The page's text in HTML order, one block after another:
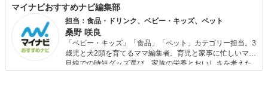
ポートなど幅広く活動。
マイナビおすすめナビ編集部
担当：食品・ドリンク、ベビー・キッズ、ペット
桑野 咲良
「ベビー・キッズ」「食品」「ペット」カテゴリー担当。3
歳児と犬2頭を育てるママ編集者。育児と家事に忙しいママ
目線での時短グッズ選び、家族の栄養とおいしさを考えた
食品選び、束の間のリラックスタイムを楽しむためのスイ